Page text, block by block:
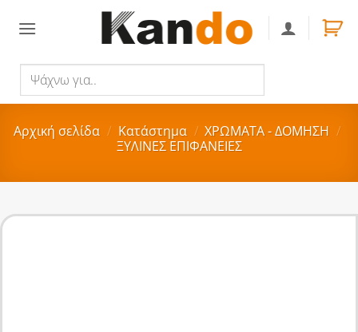
για..
Αρχική σελίδα / Κατάστημα / ΧΡΩΜΑΤΑ - ΔΟΜΗΣΗ /
ΞΥΛΙΝΕΣ ΕΠΙΦΑΝΕΙΕΣ